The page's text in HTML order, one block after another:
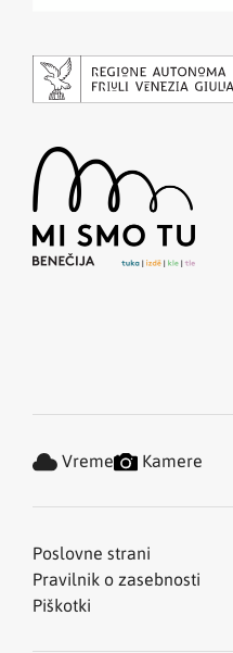
Poslovne strani
Pravilnik o zasebnosti
Piškotki
Vreme Kamere